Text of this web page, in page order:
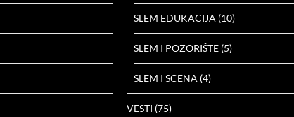
SLEM EDUKACIJA (10)
SLEM I POZORIŠTE (5)
SLEM I SCENA (4)
VESTI (75)